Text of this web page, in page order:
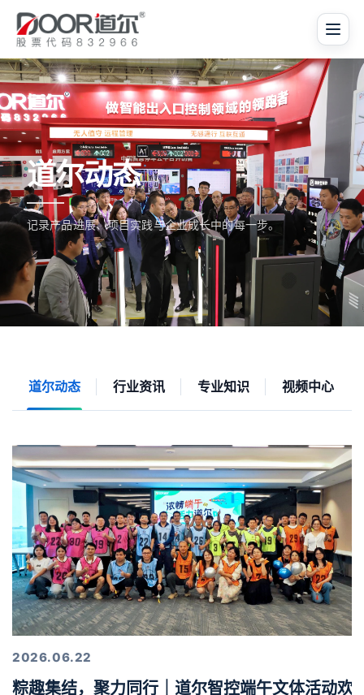
道尔动态
记录产品进展、项目实践与企业成长中的每一步。
道尔动态 行业资讯 专业知识 视频中心
2026.06.22
粽趣集结，聚力同行｜道尔智控端午文体活动欢